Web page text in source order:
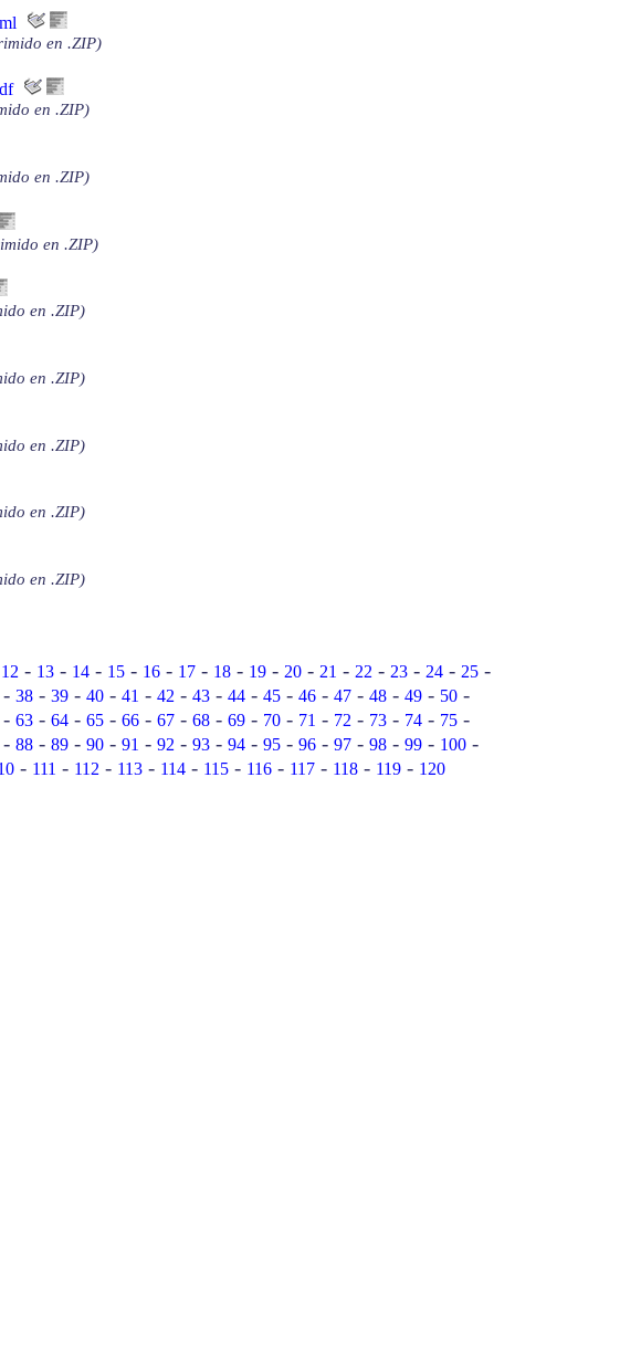
en .ZIP)
en .ZIP)
en .ZIP)
en .ZIP)
en .ZIP)
en .ZIP)
en .ZIP)
en .ZIP)
en .ZIP)
12 - 13 - 14 - 15 - 16 - 17 - 18 - 19 - 20 - 21 - 22 - 23 - 24 - 25 -
- 38 - 39 - 40 - 41 - 42 - 43 - 44 - 45 - 46 - 47 - 48 - 49 - 50 -
- 63 - 64 - 65 - 66 - 67 - 68 - 69 - 70 - 71 - 72 - 73 - 74 - 75 -
- 88 - 89 - 90 - 91 - 92 - 93 - 94 - 95 - 96 - 97 - 98 - 99 - 100 -
- 111 - 112 - 113 - 114 - 115 - 116 - 117 - 118 - 119 - 120